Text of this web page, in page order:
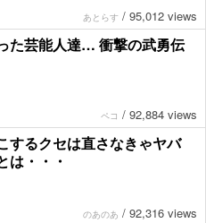
あとらす / 95,012 views
た芸能人達… 衝撃の武勇伝
ペコ / 92,884 views
するクセは直さなきゃヤバ
は・・・
のあのあ / 92,316 views